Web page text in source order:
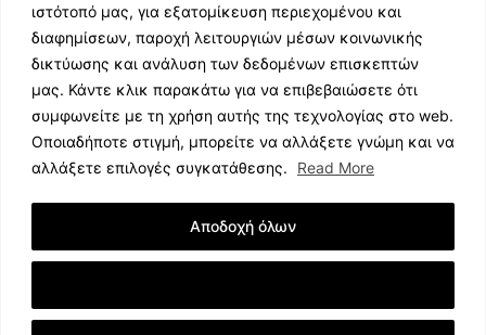
ιστότοπό μας, για εξατομίκευση περιεχομένου και
διαφημίσεων, παροχή λειτουργιών μέσων κοινωνικής
δικτύωσης και ανάλυση των δεδομένων επισκεπτών
μας. Κάντε κλικ παρακάτω για να επιβεβαιώσετε ότι
συμφωνείτε με τη χρήση αυτής της τεχνολογίας στο web.
Οποιαδήποτε στιγμή, μπορείτε να αλλάξετε γνώμη και να
αλλάξετε επιλογές συγκατάθεσης.
Read More
Αποδοχή όλων
ΕΛΛΗΝΙΚΗ ΜΟΥΣΙΚΗ
TV SHOWS
EVENTS
ΘΕΑΤΡΟ
ΔΙΑΓΩΝΙΣΜΟΙ
STOA CULTURA
ΣΥΝΕΝΤΕΥΞΕΙΣ